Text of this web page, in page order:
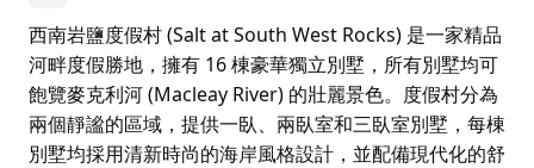
西南岩鹽度假村 (Salt at South West Rocks) 是一家精品
河畔度假勝地，擁有 16 棟豪華獨立別墅，所有別墅均可
飽覽麥克利河 (Macleay River) 的壯麗景色。度假村分為
兩個靜謐的區域，提供一臥、兩臥室和三臥室別墅，每棟
別墅均採用清新時尚的海岸風格設計，並配備現代化的舒